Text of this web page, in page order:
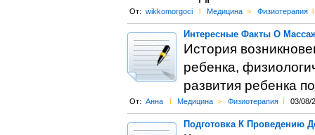
От: wikkomorgoci l Медицина > Физиотерапия l
Интересные Факты О
История
ребенка,
развития ребенка
От: Анна l Медицина > Физиотерапия l 03/08/
Подготовка К Проведению